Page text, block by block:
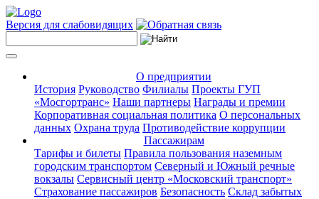
Версия для слабовидящих
О предприятии
История Руководство Филиалы Проекты ГУП
«Мосгортранс» Наши партнеры Награды и премии
Корпоративная социальная политика О персональных
данных Охрана труда Противодействие коррупции
Пассажирам
Тарифы и билеты Правила пользования наземным
городским транспортом Северный и Южный речные
вокзалы Сервисный центр «Московский транспорт»
Страхование пассажиров Безопасность Склад забытых